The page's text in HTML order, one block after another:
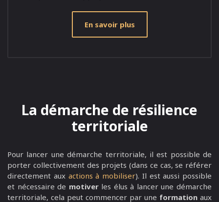
En savoir plus
La démarche de résilience
territoriale
Pour lancer une démarche territoriale, il est possible de
porter collectivement des projets (dans ce cas, se référer
directement aux actions à mobiliser). Il est aussi possible
et nécessaire de motiver les élus à lancer une démarche
territoriale, cela peut commencer par une formation aux